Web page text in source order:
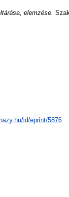
elemzése.
id/eprint/5876